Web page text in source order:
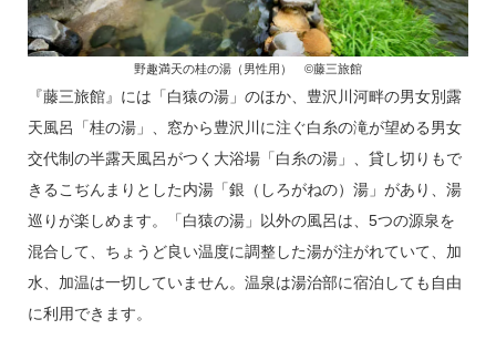
野趣満天の桂の湯（男性用） ©藤三旅館
『藤三旅館』には「白猿の湯」のほか、豊沢川河畔の男女別露
天風呂「桂の湯」、窓から豊沢川に注ぐ白糸の滝が望める男女
交代制の半露天風呂がつく大浴場「白糸の湯」、貸し切りもで
きるこぢんまりとした内湯「銀（しろがねの）湯」があり、湯
巡りが楽しめます。「白猿の湯」以外の風呂は、5つの源泉を
混合して、ちょうど良い温度に調整した湯が注がれていて、加
水、加温は一切していません。温泉は湯治部に宿泊しても自由
に利用できます。